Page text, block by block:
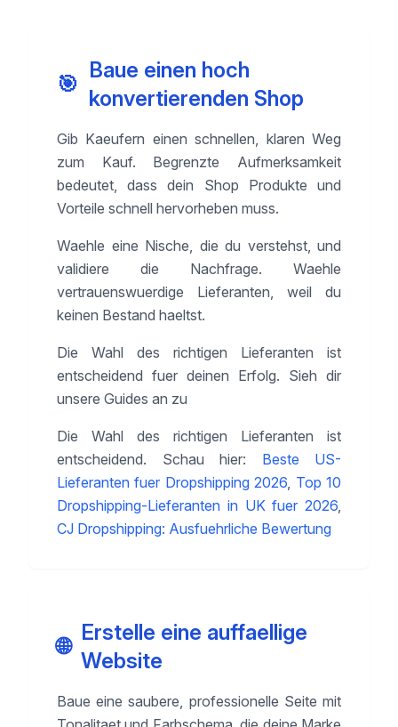
🎯
Baue einen hoch
konvertierenden Shop
Gib Kaeufern einen schnellen, klaren Weg
zum Kauf. Begrenzte Aufmerksamkeit
bedeutet, dass dein Shop Produkte und
Vorteile schnell hervorheben muss.
Waehle eine Nische, die du verstehst, und
validiere die Nachfrage. Waehle
vertrauenswuerdige Lieferanten, weil du
keinen Bestand haeltst.
Die Wahl des richtigen Lieferanten ist
entscheidend fuer deinen Erfolg. Sieh dir
unsere Guides an zu
Die Wahl des richtigen Lieferanten ist
entscheidend. Schau hier:
Beste US-
Lieferanten fuer Dropshipping 2026, Top 10
Dropshipping-Lieferanten in UK fuer 2026,
CJ Dropshipping: Ausfuehrliche Bewertung
🌐
Erstelle eine auffaellige
Website
Baue eine saubere, professionelle Seite mit